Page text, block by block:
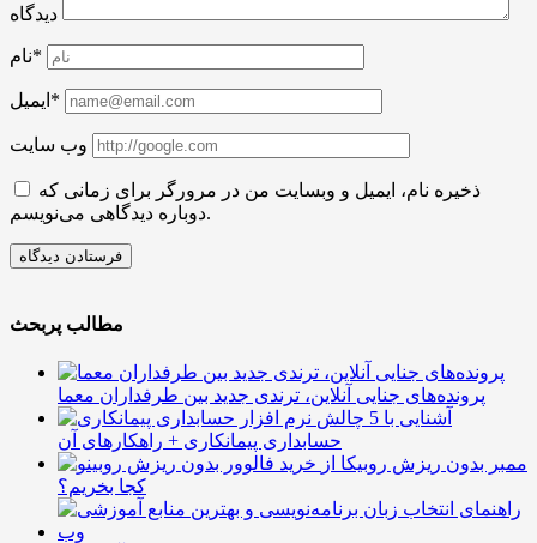
دیدگاه
نام*
ایمیل*
وب سایت
ذخیره نام، ایمیل و وبسایت من در مرورگر برای زمانی که
دوباره دیدگاهی می‌نویسم.
مطالب پربحث
پرونده‌های جنایی آنلاین، ترندی جدید بین طرفداران معما
آشنایی با 5 چالش
حسابداری پیمانکاری + راهکارهای آن
ممبر بدون ریزش روبیکا از
کجا بخریم؟